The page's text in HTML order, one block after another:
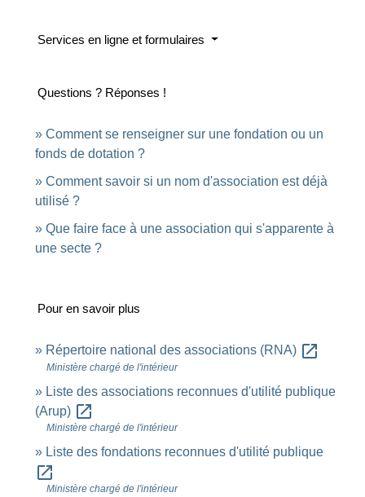
Services en ligne et formulaires
Questions ? Réponses !
Comment se renseigner sur une fondation ou un
fonds de dotation ?
Comment savoir si un nom d'association est déjà
utilisé ?
Que faire face à une association qui s'apparente à
une secte ?
Pour en savoir plus
Répertoire national des associations (RNA) open_in_new
Ministère chargé de l'intérieur
Liste des associations reconnues d'utilité publique
(Arup) open_in_new
Ministère chargé de l'intérieur
Liste des fondations reconnues d'utilité publique
open_in_new
Ministère chargé de l'intérieur